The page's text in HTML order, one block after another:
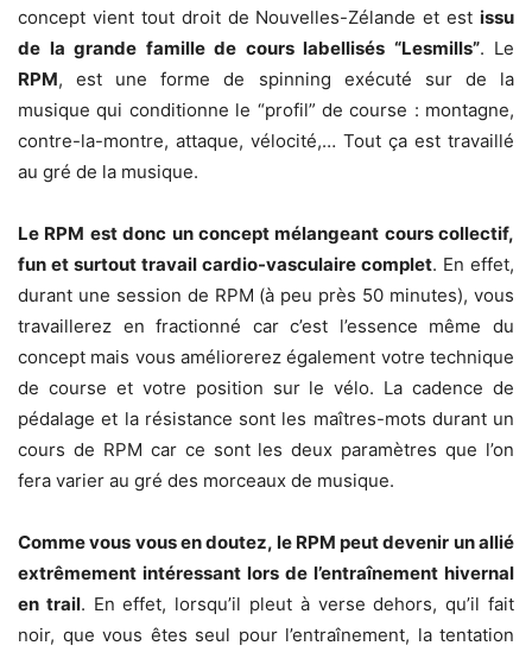
concept vient tout droit de Nouvelles-Zélande et est issu
de la grande famille de cours labellisés “Lesmills”. Le
RPM, est une forme de spinning exécuté sur de la
musique qui conditionne le “profil” de course : montagne,
contre-la-montre, attaque, vélocité,… Tout ça est travaillé
au gré de la musique.
Le RPM est donc un concept mélangeant cours collectif,
fun et surtout travail cardio-vasculaire complet. En effet,
durant une session de RPM (à peu près 50 minutes), vous
travaillerez en fractionné car c’est l’essence même du
concept mais vous améliorerez également votre technique
de course et votre position sur le vélo. La cadence de
pédalage et la résistance sont les maîtres-mots durant un
cours de RPM car ce sont les deux paramètres que l’on
fera varier au gré des morceaux de musique.
Comme vous vous en doutez, le RPM peut devenir un allié
extrêmement intéressant lors de l’entraînement hivernal
en trail. En effet, lorsqu’il pleut à verse dehors, qu’il fait
noir, que vous êtes seul pour l’entraînement, la tentation